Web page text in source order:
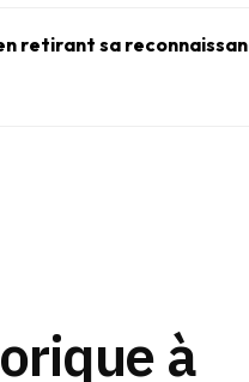
retirant sa
à